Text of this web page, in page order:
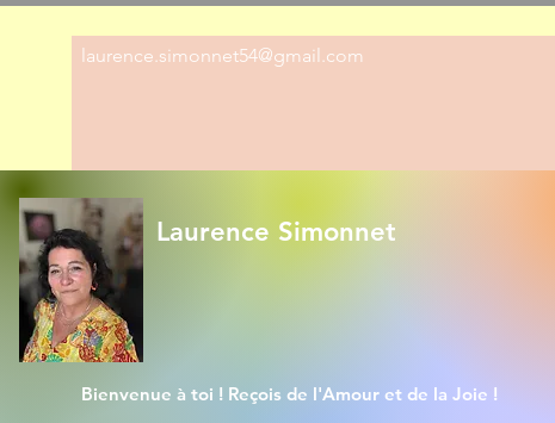
laurence.simonnet54@gmail.com
Laurence Simonnet
Bienvenue à toi ! Reçois de l'Amour et de la Joie !